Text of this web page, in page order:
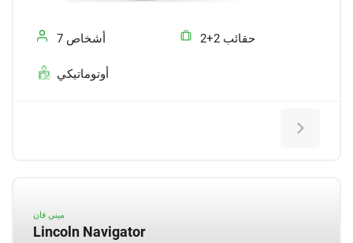
7 أشخاص 2+2 حقائب
أوتوماتيكي
ميني فان
Lincoln Navigator